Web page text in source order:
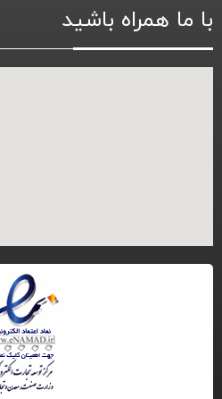
با ما همراه باشید